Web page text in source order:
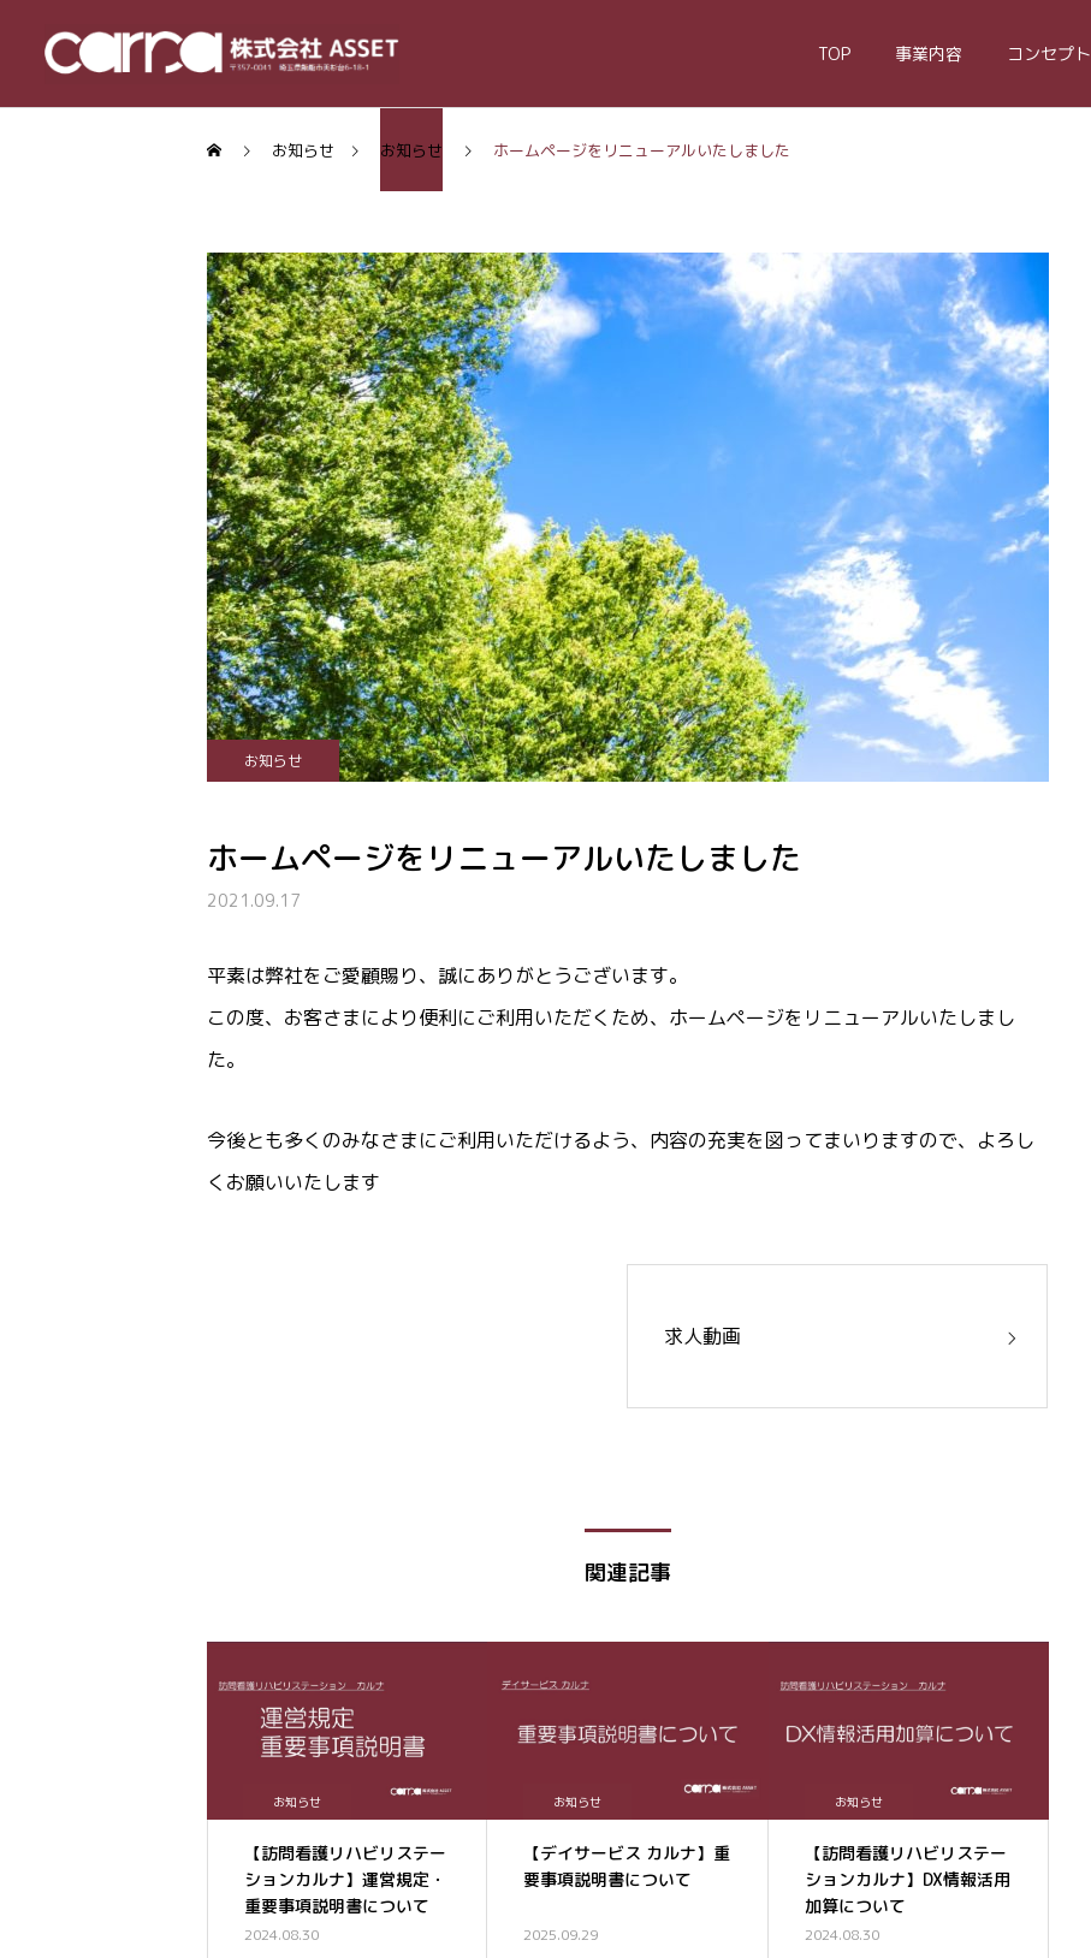
TOP 事業内容 コンセプト
お知らせ お知らせ ホームページをリニューアルいたしました
お知らせ
ホームページをリニューアルいたしました
2021.09.17
平素は弊社をご愛顧賜り、誠にありがとうございます。
この度、お客さまにより便利にご利用いただくため、ホームページをリニューアルいたしまし
た。
今後とも多くのみなさまにご利用いただけるよう、内容の充実を図ってまいりますので、よろし
くお願いいたします
求人動画
関連記事
お知らせ
【訪問看護リハビリステー
ションカルナ】運営規定・
重要事項説明書について
2024.08.30
お知らせ
【デイサービス カルナ】重
要事項説明書について
2025.09.29
お知らせ
【訪問看護リハビリステー
ションカルナ】DX情報活用
加算について
2024.08.30